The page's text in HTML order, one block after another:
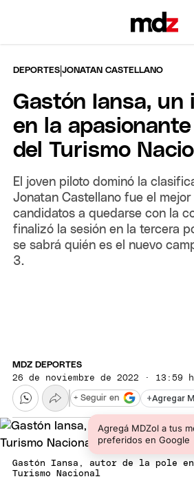
DEPORTES |JONATAN CASTELLANO
Gastón Iansa,
en la
del Turismo
El joven piloto dominó la
Jonatan Castellano fue el
candidatos a quedarse con la
finalizó la sesión en la tercera
se sabrá quién es el nuevo
3.
MDZ DEPORTES
26 de noviembre de 2022 · 13:59
+Agregar
Agregá MDZol a tus
preferidos en Google
+ Seguir en
Gastón Iansa, autor de la pole
Turismo Nacional